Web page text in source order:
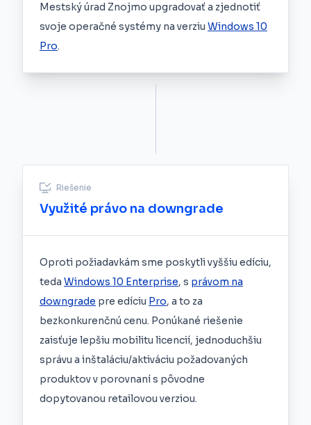
Mestský úrad Znojmo upgradovať a zjednotiť
svoje operačné systémy na verziu Windows 10
Pro.
Riešenie
Využité právo na downgrade
Oproti požiadavkám sme poskytli vyššiu edíciu,
teda Windows 10 Enterprise, s právom na
downgrade pre edíciu Pro, a to za
bezkonkurenčnú cenu. Ponúkané riešenie
zaisťuje lepšiu mobilitu licencií, jednoduchšiu
správu a inštaláciu/aktiváciu požadovaných
produktov v porovnaní s pôvodne
dopytovanou retailovou verziou.